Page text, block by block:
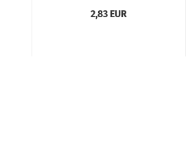
2,83 EUR